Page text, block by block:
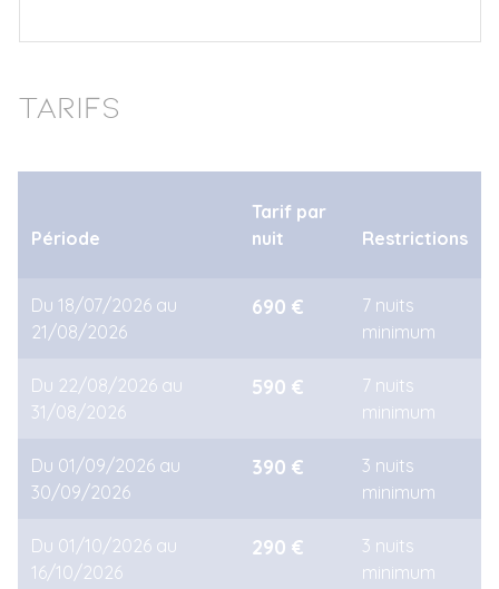
Tarifs
Période
Tarif par
nuit
Restrictions
Du 18/07/2026 au
21/08/2026
690 €
7 nuits
minimum
Du 22/08/2026 au
31/08/2026
590 €
7 nuits
minimum
Du 01/09/2026 au
30/09/2026
390 €
3 nuits
minimum
Du 01/10/2026 au
16/10/2026
290 €
3 nuits
minimum